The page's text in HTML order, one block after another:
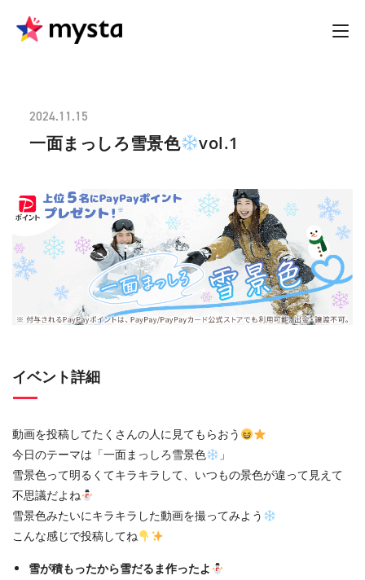
2024.11.15
一面まっしろ雪景色 vol.1
イベント詳細
動画を投稿してたくさんの人に見てもらおう
今日のテーマは「一面まっしろ雪景色
」
雪景色って明るくてキラキラして、いつもの景色が違って見えて
不思議だよね
雪景色みたいにキラキラした動画を撮ってみよう
こんな感じで投稿してね
雪が積もったから雪だるま作ったよ